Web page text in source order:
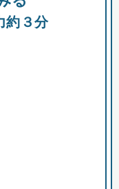
約３分